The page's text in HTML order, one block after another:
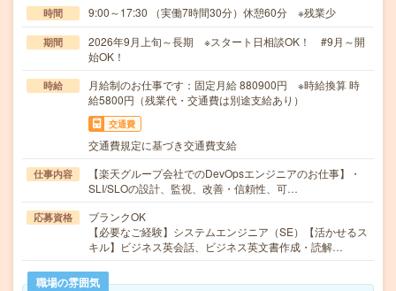
時間 9:00～17:30 （実働7時間30分）休憩60分 ※残業少
期間
2026年9月上旬～長期 ※スタート日相談OK！ #9月～開
始OK！
時給
月給制のお仕事です：固定月給 880900円 ※時給換算 時
給5800円（残業代・交通費は別途支給あり）
交通費
交通費規定に基づき交通費支給
仕事内容
【楽天グループ会社でのDevOpsエンジニアのお仕事】・
SLI/SLOの設計、監視、改善・信頼性、可…
応募資格
ブランクOK
【必要なご経験】システムエンジニア（SE）【活かせるス
キル】ビジネス英会話、ビジネス英文書作成・読解…
職場の雰囲気